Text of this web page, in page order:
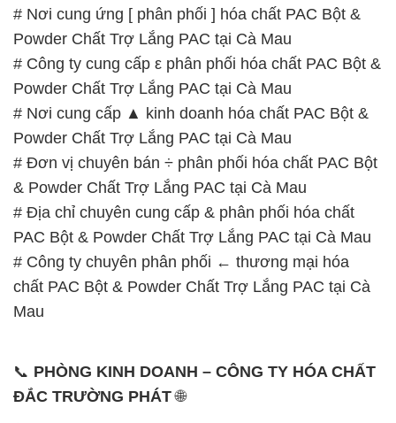
# Nơi cung ứng [ phân phối ] hóa chất PAC Bột &
Powder Chất Trợ Lắng PAC tại Cà Mau
# Công ty cung cấp ε phân phối hóa chất PAC Bột &
Powder Chất Trợ Lắng PAC tại Cà Mau
# Nơi cung cấp ▲ kinh doanh hóa chất PAC Bột &
Powder Chất Trợ Lắng PAC tại Cà Mau
# Đơn vị chuyên bán ÷ phân phối hóa chất PAC Bột
& Powder Chất Trợ Lắng PAC tại Cà Mau
# Địa chỉ chuyên cung cấp & phân phối hóa chất
PAC Bột & Powder Chất Trợ Lắng PAC tại Cà Mau
# Công ty chuyên phân phối ← thương mại hóa
chất PAC Bột & Powder Chất Trợ Lắng PAC tại Cà
Mau
📞 PHÒNG KINH DOANH – CÔNG TY HÓA CHẤT
ĐẮC TRƯỜNG PHÁT🌐